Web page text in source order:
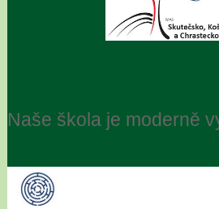
Naše škola je moderně